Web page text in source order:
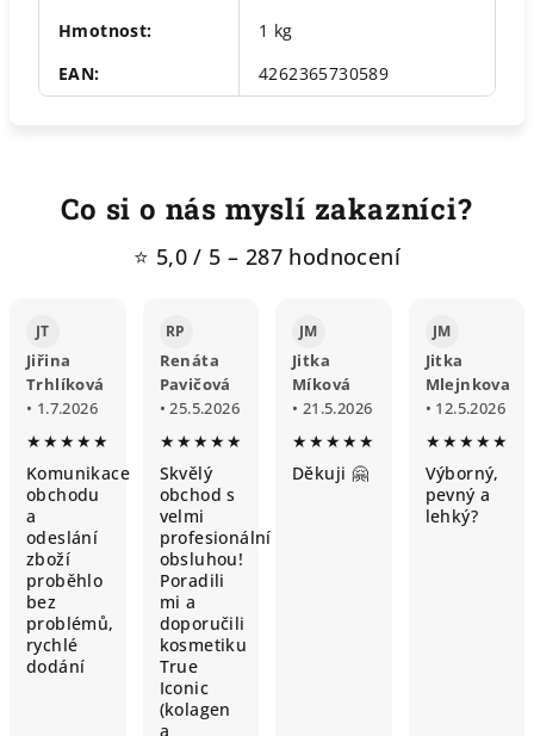
Hmotnost:
1 kg
EAN: 4262365730589
Co si o nás myslí zakazníci?
⭐ 5,0 / 5 – 287 hodnocení
JT
Jiřina
Trhlíková
• 1.7.2026
★★★★★
Komunikace
obchodu
a
odeslání
zboží
proběhlo
bez
problémů,
rychlé
dodání
RP
Renáta
Pavičová
• 25.5.2026
★★★★★
Skvělý
obchod s
velmi
profesionální
obsluhou!
Poradili
mi a
doporučili
kosmetiku
True
Iconic
(kolagen
a
JM
Jitka
Míková
• 21.5.2026
★★★★★
Děkuji 🤗
JM
Jitka
Mlejnkova
• 12.5.2026
★★★★★
Výborný,
pevný a
lehký?